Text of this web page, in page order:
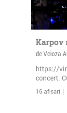
Karpov
de Veioza
https://
concert.
16 afisari |